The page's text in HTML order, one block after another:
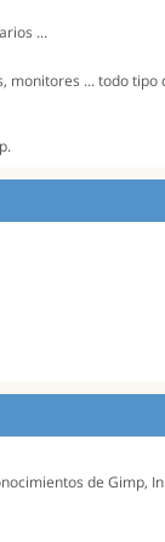
...
monitores ... todo
de Gimp,